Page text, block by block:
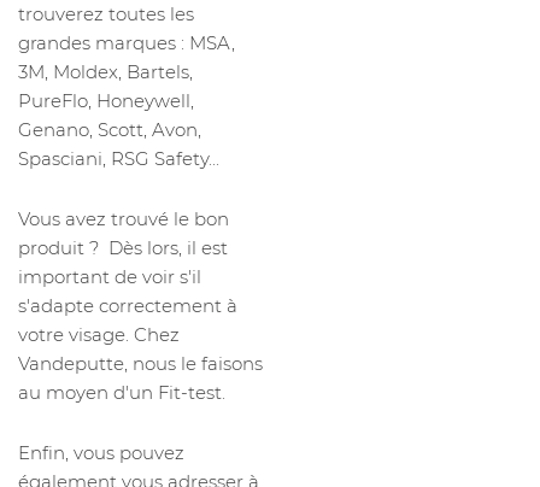
trouverez toutes les
grandes marques : MSA,
3M, Moldex, Bartels,
PureFlo, Honeywell,
Genano, Scott, Avon,
Spasciani, RSG Safety...
Vous avez trouvé le bon
produit ? Dès lors, il est
important de voir s'il
s'adapte correctement à
votre visage. Chez
Vandeputte, nous le faisons
au moyen d'un Fit-test.
Enfin, vous pouvez
également vous adresser à